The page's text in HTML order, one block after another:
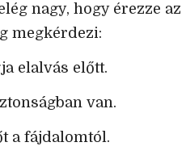
nagy, hogy érezze az
megkérdezi:
elalvás előtt.
van.
a fájdalomtól.